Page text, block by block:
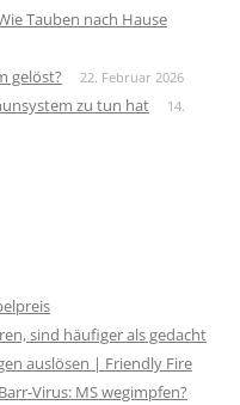
Tauben nach Hause
gelöst? 22. Februar 2026
zu tun hat
14.
sind häufiger als gedacht
auslösen | Friendly Fire
Virus: MS wegimpfen?